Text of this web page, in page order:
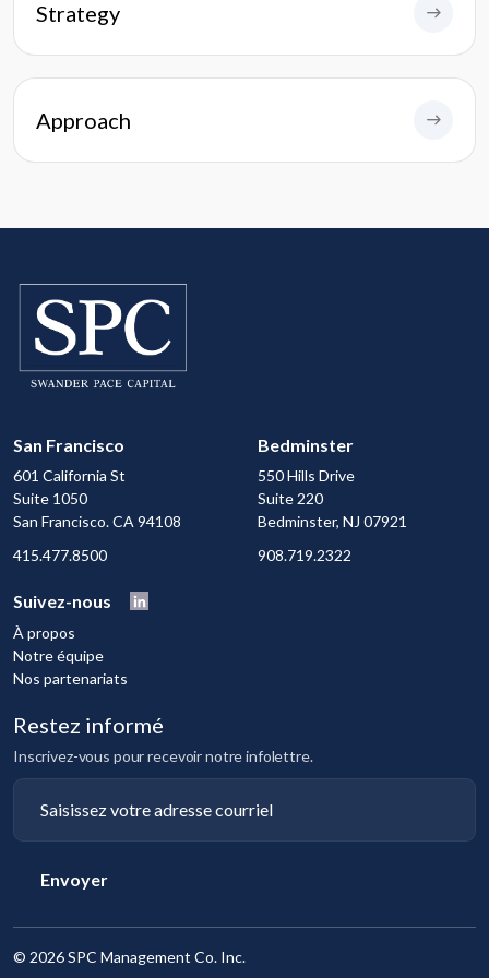
Strategy
Approach
San Francisco
601 California St
Suite 1050
San Francisco. CA 94108
415.477.8500
Bedminster
550 Hills Drive
Suite 220
Bedminster, NJ 07921
908.719.2322
Suivez-nous
À propos
Notre équipe
Nos partenariats
Restez informé
Inscrivez-vous pour recevoir notre infolettre.
Envoyer
© 2026 SPC Management Co. Inc.